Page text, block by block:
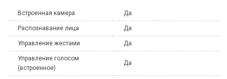
Встроенная камера Да
Распознавание лица Да
Управление жестами Да
Управление голосом
(встроенное)
Да